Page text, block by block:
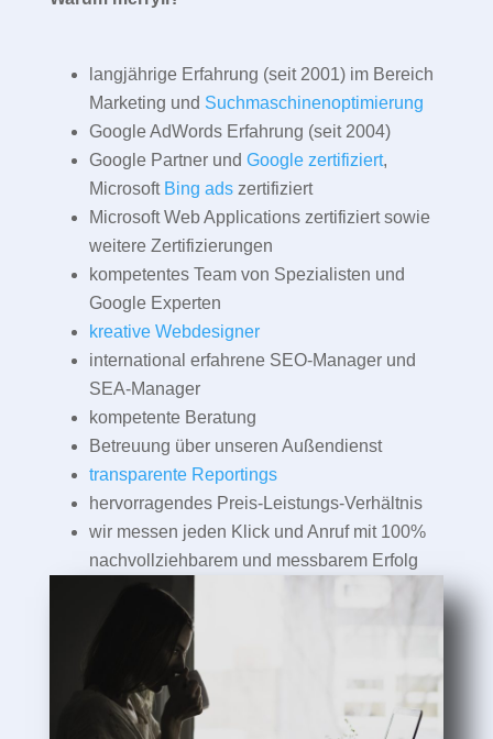
langjährige Erfahrung (seit 2001) im Bereich
Marketing und Suchmaschinenoptimierung
Google AdWords Erfahrung (seit 2004)
Google Partner und Google zertifiziert,
Microsoft Bing adszertifiziert
Microsoft Web Applications zertifiziert sowie
weitere Zertifizierungen
kompetentes Team von Spezialisten und
Google Experten
kreative Webdesigner
international erfahrene SEO-Manager und
SEA-Manager
kompetente Beratung
Betreuung über unseren Außendienst
transparente Reportings
hervorragendes Preis-Leistungs-Verhältnis
wir messen jeden Klick und Anruf mit 100%
nachvollziehbarem und messbarem Erfolg